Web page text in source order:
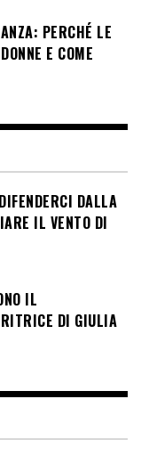
PERCHÉ LE
E COME
DALLA
IL VENTO DI
IL
DI GIULIA